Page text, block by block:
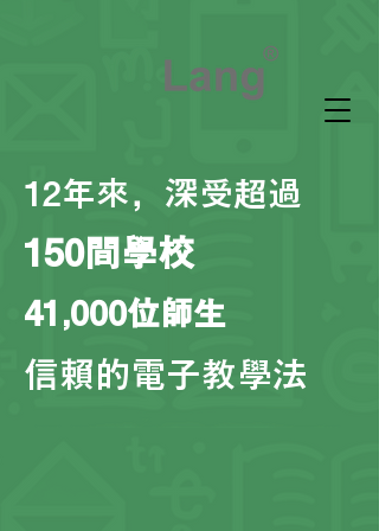
12年來，深受超過
​150間學校
​41,000位師生
信賴的電子教學法